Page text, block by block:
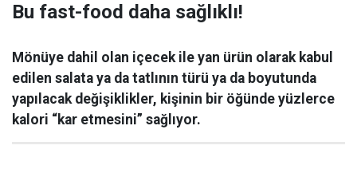
Bu fast-food daha sağlıklı!
Mönüye dahil olan içecek ile yan ürün olarak kabul
edilen salata ya da tatlının türü ya da boyutunda
yapılacak değişiklikler, kişinin bir öğünde yüzlerce
kalori “kar etmesini” sağlıyor.